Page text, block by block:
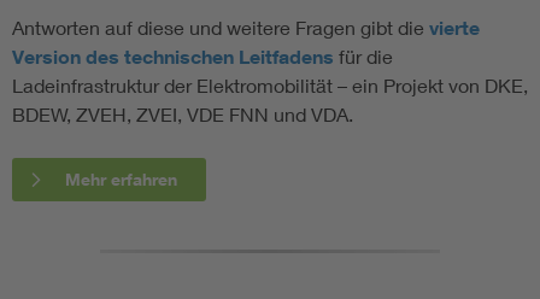
Antworten auf diese und weitere Fragen gibt die vierte
Version des technischen Leitfadens für die
Ladeinfrastruktur der Elektromobilität – ein Projekt von DKE,
BDEW, ZVEH, ZVEI, VDE FNN und VDA.
Mehr erfahren